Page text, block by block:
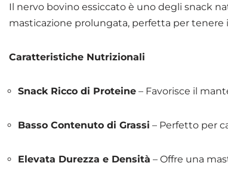
Il nervo bovino essiccato è uno degli snack
masticazione prolungata, perfetta per tenere
Caratteristiche Nutrizionali
Snack Ricco di Proteine – Favorisce il
Basso Contenuto di Grassi – Perfetto per
Elevata Durezza e Densità – Offre una